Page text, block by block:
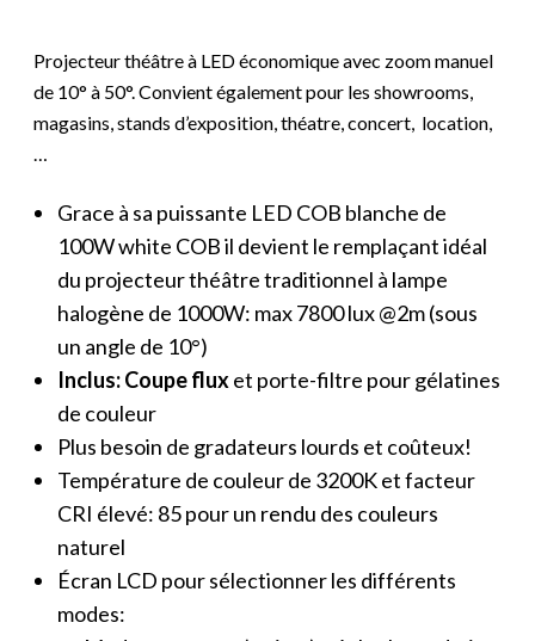
Projecteur théâtre à LED économique avec zoom manuel
de 10° à 50°. Convient également pour les showrooms,
magasins, stands d’exposition, théatre, concert, location,
Grace à sa puissante LED COB blanche de
100W white COB il devient le remplaçant idéal
du projecteur théâtre traditionnel à lampe
halogène de 1000W: max 7800 lux @2m (sous
un angle de 10°)
Inclus: Coupe fluxet porte-filtre pour gélatines
de couleur
Plus besoin de gradateurs lourds et coûteux!
Température de couleur de 3200K et facteur
CRI élevé: 85 pour un rendu des couleurs
naturel
Écran LCD pour sélectionner les différents
modes: